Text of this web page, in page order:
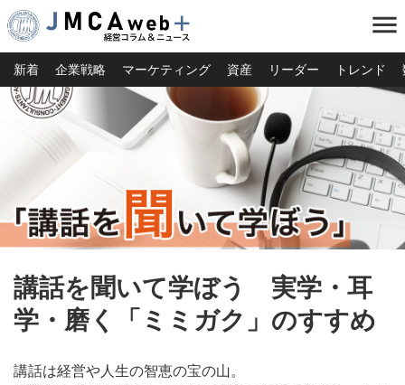
menu
新着 企業戦略 マーケティング 資産 リーダー トレンド
講話を聞いて学ぼう 実学・耳
学・磨く「ミミガク」のすすめ
講話は経営や人生の智恵の宝の山。